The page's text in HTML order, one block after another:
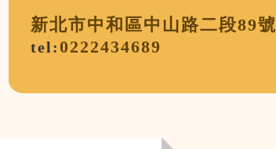
新北市中和區中山路二段89號
tel: 0222434689